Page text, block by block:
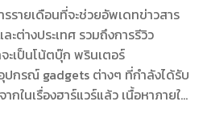
ายเดือนที่จะช่วยอัพเดทข่าวสาร
ะต่างประเทศ รวมถึงการรีวิว
ะเป็นโน้ตบุ๊ก พรินเตอร์
ปกรณ์ gadgets ต่างๆ ที่กำลังได้รับ
ในเรื่องฮาร์แวร์แล้ว เนื้อหาภายใน
ในการใช้งานซอฟต์แวร์ต่างๆ ใน